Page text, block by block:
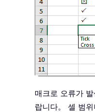
매크로 오류가
랍니다。 셀 범